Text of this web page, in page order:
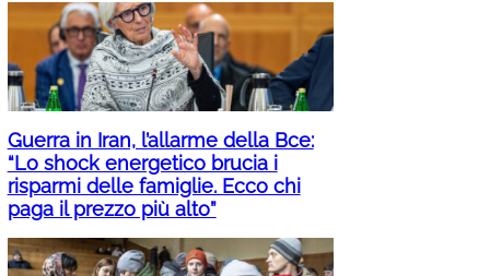
Guerra in Iran, l’allarme della Bce:
“Lo shock energetico brucia i
risparmi delle famiglie. Ecco chi
paga il prezzo più alto”